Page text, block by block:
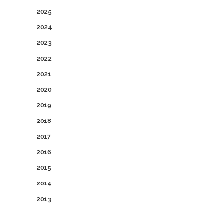
2025
2024
2023
2022
2021
2020
2019
2018
2017
2016
2015
2014
2013